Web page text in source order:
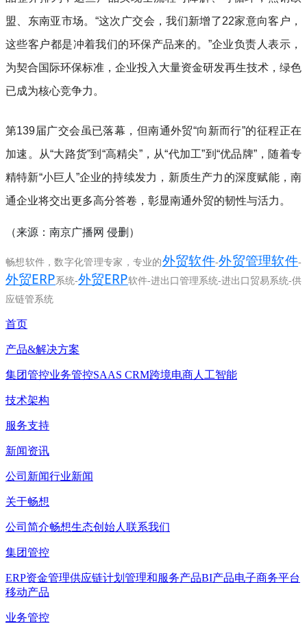
盟、东南亚市场。“这次广交会，我们新增了22家意向客户，
这些客户都是冲着我们的环保产品来的。”企业负责人表示，
为契合国际环保标准，企业投入大量资金研发再生技术，绿色
已成为核心竞争力。
第139届广交会虽已落幕，但南通外贸“向新而行”的征程正在
加速。从“大路货”到“高精尖”，从“代加工”到“优品牌”，随着专
精特新“小巨人”企业的持续发力，新质生产力的深度赋能，南
通企业将交出更多高分答卷，彰显南通外贸的韧性与活力。
（来源：南京广播网 侵删）
畅想软件，数字化管理专家，专业的外贸软件-外贸管理软件-
外贸ERP 系统-外贸ERP软件-进出口管理系统-进出口贸易系统-供
应链管系统
首页
产品&解决方案
集团管控业务管控SAAS CRM跨境电商人工智能
技术架构
服务支持
新闻资讯
公司新闻行业新闻
关于畅想
公司简介畅想生态创始人 联系我们
集团管控
ERP资金管理供应链计划管理和服务产品BI产品电子商务平台
移动产品
业务管控